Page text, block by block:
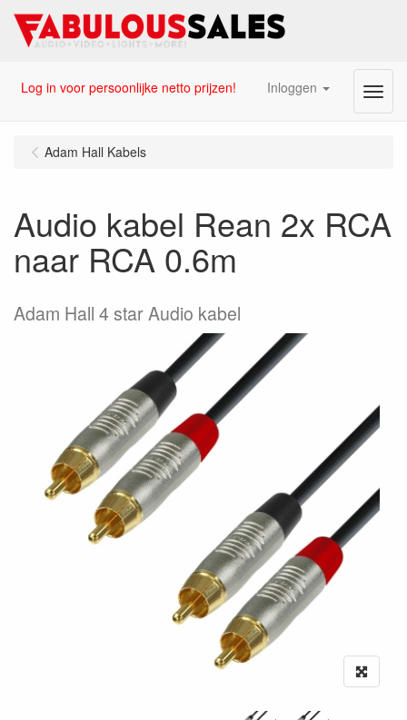
Log in voor persoonlijke netto prijzen! Inloggen Menu
Adam Hall Kabels
Audio kabel Rean 2x RCA
naar RCA 0.6m
Adam Hall 4 star Audio kabel